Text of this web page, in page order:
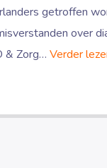
getroffen
over
& Zorg… Verder